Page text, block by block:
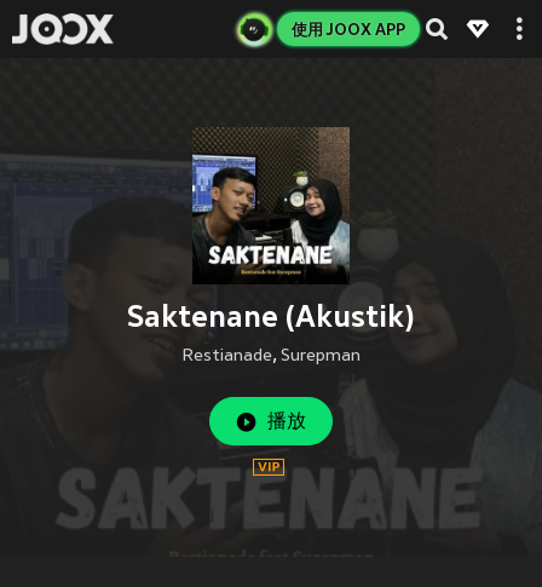
使用 JOOX APP
Saktenane (Akustik)
Restianade, Surepman
播放